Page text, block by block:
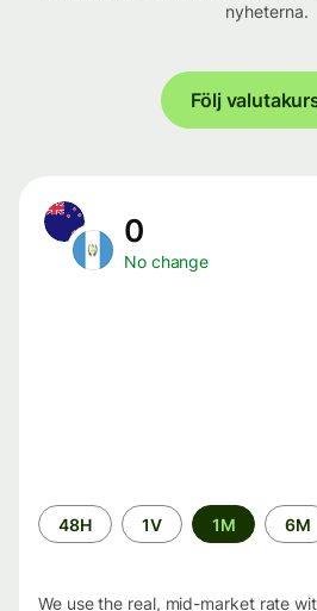
nyheterna.
Följ
0
No change
Time
period
48H 1V 1M 6M
We use the real, mid-market rate